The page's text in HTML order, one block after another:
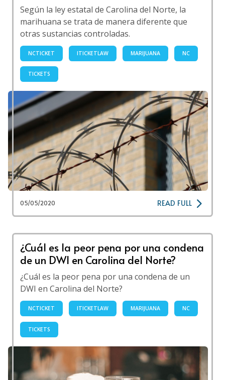
Según la ley estatal de Carolina del Norte, la
marihuana se trata de manera diferente que
otras sustancias controladas.
NCTICKET ITICKETLAW MARIJUANA NC
TICKETS
05/05/2020 READ FULL
¿Cuál es la peor pena por una condena
de un DWI en Carolina del Norte?
¿Cuál es la peor pena por una condena de un
DWI en Carolina del Norte?
NCTICKET ITICKETLAW MARIJUANA NC
TICKETS